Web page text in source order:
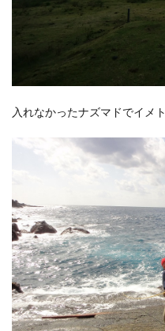
入れなかったナズマドでイメ